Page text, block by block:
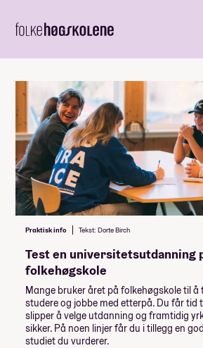
Praktisk info Tekst: Dorte Birch
Test en universitetsutdanning
folkehøgskole
Mange bruker året på folkehøgskole til å
studere og jobbe med etterpå. Du får tid
slipper å velge utdanning og framtidig
sikker. På noen linjer får du i tillegg en
studiet du vurderer.